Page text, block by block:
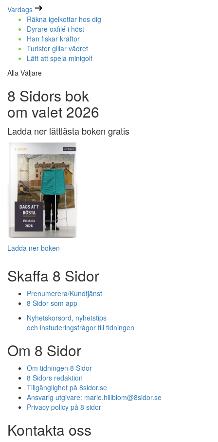
Vardags
Räkna igelkottar hos dig
Dyrare oxfilé i höst
Han fiskar kräftor
Turister gillar vädret
Lätt att spela minigolf
Alla Väljare
8 Sidors bok
om valet 2026
Ladda ner lättlästa boken gratis
Ladda ner boken
Skaffa 8 Sidor
Prenumerera/Kundtjänst
8 Sidor som app
Nyhetskorsord, nyhetstips
och instuderingsfrågor till tidningen
Om 8 Sidor
Om tidningen 8 Sidor
8 Sidors redaktion
Tillgänglighet på 8sidor.se
Ansvarig utgivare: marie.hillblom@8sidor.se
Privacy policy på 8 sidor
Kontakta oss